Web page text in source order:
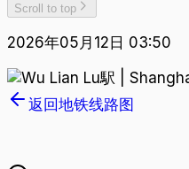
Scroll to top
2026年05月12日 03:50
返回地铁线路图